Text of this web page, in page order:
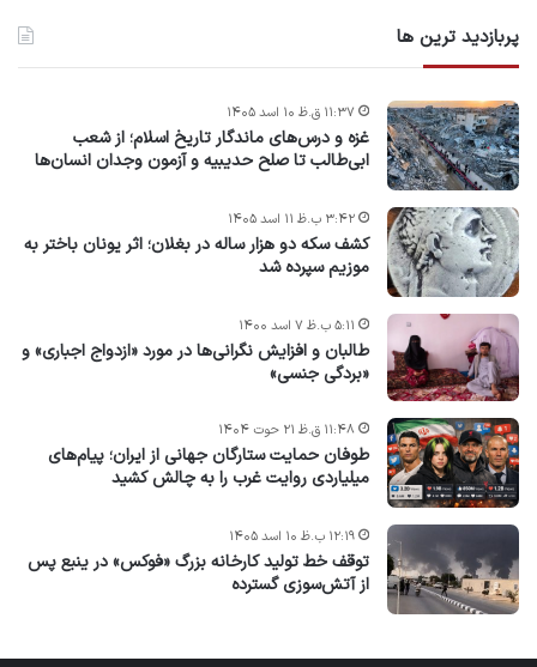
پربازدید ترین ها
غزه و درس‌های ماندگار تاریخ اسلام؛ از شعب
ابی‌طالب تا صلح حدیبیه و آزمون وجدان انسان‌ها
۱۱:۳۷ ق.ظ ۱۰ اسد ۱۴۰۵
کشف سکه دو هزار ساله در بغلان؛ اثر یونان باختر به
موزیم سپرده شد
۳:۴۲ ب.ظ ۱۱ اسد ۱۴۰۵
طالبان و افزایش نگرانی‌ها در مورد «ازدواج اجباری» و
«بردگی جنسی»
۵:۱۱ ب.ظ ۷ اسد ۱۴۰۰
طوفان حمایت ستارگان جهانی از ایران؛ پیام‌های
میلیاردی روایت غرب را به چالش کشید
۱۱:۴۸ ق.ظ ۲۱ حوت ۱۴۰۴
توقف خط تولید کارخانه بزرگ «فوکس» در ینبع پس
از آتش‌سوزی گسترده
۱۲:۱۹ ب.ظ ۱۰ اسد ۱۴۰۵